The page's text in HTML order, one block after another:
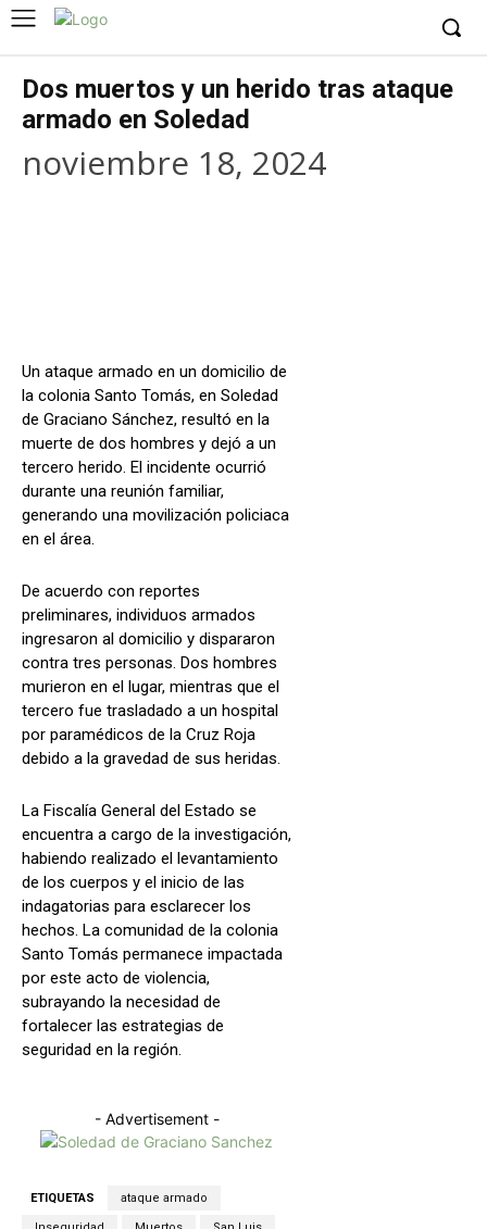
Dos muertos y un herido tras ataque
armado en Soledad
noviembre 18, 2024
Un ataque armado en un domicilio de
la colonia Santo Tomás, en Soledad
de Graciano Sánchez, resultó en la
muerte de dos hombres y dejó a un
tercero herido. El incidente ocurrió
durante una reunión familiar,
generando una movilización policiaca
en el área.
De acuerdo con reportes
preliminares, individuos armados
ingresaron al domicilio y dispararon
contra tres personas. Dos hombres
murieron en el lugar, mientras que el
tercero fue trasladado a un hospital
por paramédicos de la Cruz Roja
debido a la gravedad de sus heridas.
La Fiscalía General del Estado se
encuentra a cargo de la investigación,
habiendo realizado el levantamiento
de los cuerpos y el inicio de las
indagatorias para esclarecer los
hechos. La comunidad de la colonia
Santo Tomás permanece impactada
por este acto de violencia,
subrayando la necesidad de
fortalecer las estrategias de
seguridad en la región.
- Advertisement -
ETIQUETAS ataque armado